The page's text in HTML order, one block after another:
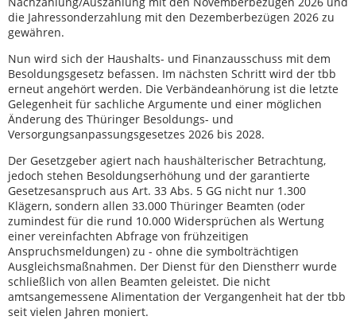
die Jahressonderzahlung mit den Dezemberbezügen 2026 zu
gewähren.
Nun wird sich der Haushalts- und Finanzausschuss mit dem
Besoldungsgesetz befassen. Im nächsten Schritt wird der tbb
erneut angehört werden. Die Verbändeanhörung ist die letzte
Gelegenheit für sachliche Argumente und einer möglichen
Änderung des Thüringer Besoldungs- und
Versorgungsanpassungsgesetzes 2026 bis 2028.
Der Gesetzgeber agiert nach haushälterischer Betrachtung,
jedoch stehen Besoldungserhöhung und der garantierte
Gesetzesanspruch aus Art. 33 Abs. 5 GG nicht nur 1.300
Klägern, sondern allen 33.000 Thüringer Beamten (oder
zumindest für die rund 10.000 Widersprüchen als Wertung
einer vereinfachten Abfrage von frühzeitigen
Anspruchsmeldungen) zu - ohne die symbolträchtigen
Ausgleichsmaßnahmen. Der Dienst für den Dienstherr wurde
schließlich von allen Beamten geleistet. Die nicht
amtsangemessene Alimentation der Vergangenheit hat der tbb
seit vielen Jahren moniert.